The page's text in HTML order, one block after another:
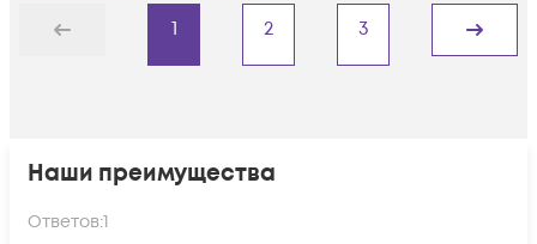
Назад
1 2 3
Дальше
Наши преимущества
Ответов:1